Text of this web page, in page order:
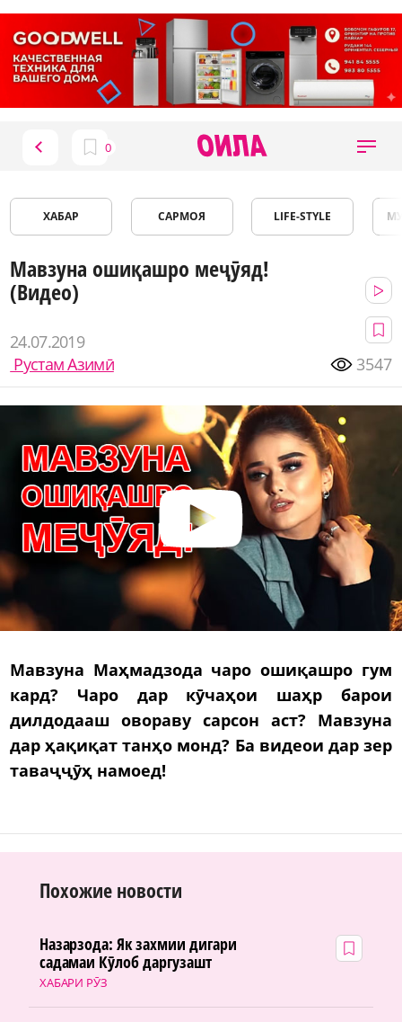
ХАБАР САРМОЯ LIFE-STYLE
Мавзуна ошиқашро меҷӯяд!
(Видео)
24.07.2019
Рустам Азимӣ
3547
Мавзуна Маҳмадзода чаро ошиқашро гум
кард? Чаро дар кӯчаҳои шаҳр барои
дилдодааш овораву сарсон аст? Мавзуна
дар ҳақиқат танҳо монд? Ба видеои дар зер
таваҷҷӯҳ намоед!
Похожие новости
ХАБАРИ РӮЗ
Назарзода: Як захмии дигари
садамаи Кӯлоб даргузашт